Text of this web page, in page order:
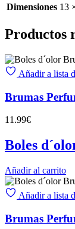
Dimensiones 13
Productos
Añadir a lista
Brumas
11.99€
Boles
Añadir al carrito
Añadir a lista
Brumas